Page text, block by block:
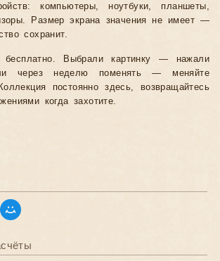
компьютеры, ноутбуки, планшеты,
Размер экрана значения не имеет —
сохранит.
бесплатно. Выбрали картинку — нажали
через неделю поменять — меняйте
постоянно здесь, возвращайтесь
когда захотите.